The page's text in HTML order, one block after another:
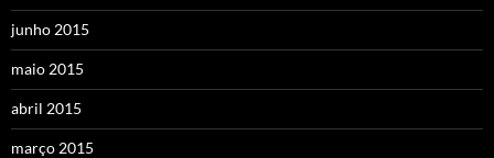
junho 2015
maio 2015
abril 2015
março 2015